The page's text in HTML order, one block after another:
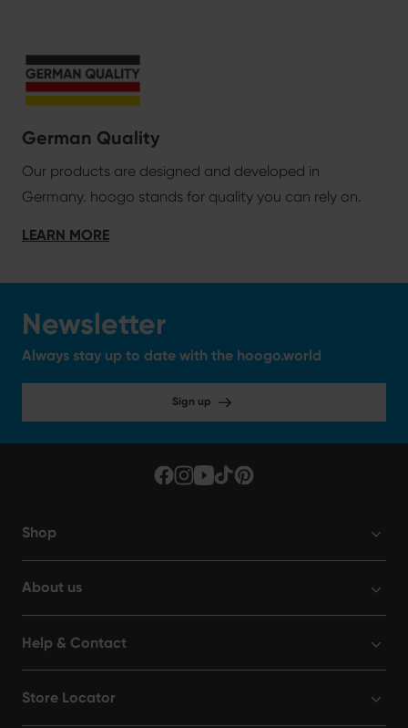
German Quality
Our products are designed and developed in
Germany. hoogo stands for quality you can rely on.
LEARN MORE
Newsletter
Always stay up to date with the hoogo.world
Sign up
Shop
About us
Help & Contact
Store Locator